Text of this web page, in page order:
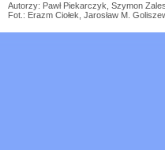
Autorzy: Pawł Piekarczyk, Szymon
Fot.: Erazm Ciołek, Jarosław M.